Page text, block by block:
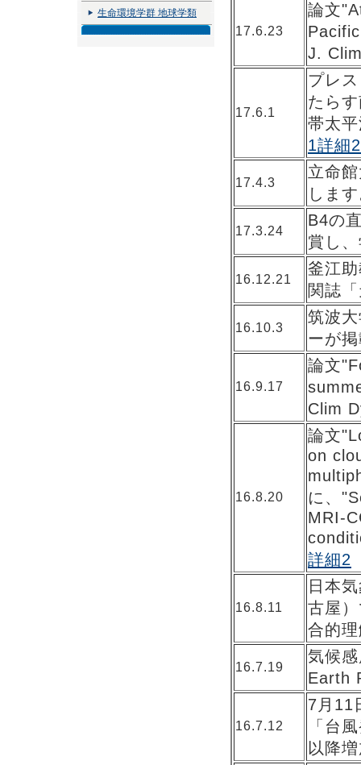
17.6.23
論文
J.
17.6.1
プレ
たら
帯太
1詳細2
17.4.3
立命
しま
17.3.24
B4の
賞し
16.12.21
釜江
関誌
16.10.3
筑波
ーが
16.9.17
論文
Clim
16.8.20
論文
on
に、
MRI-
詳細2
16.8.11
日本
古屋
合的
16.7.19
気候
Earth
16.7.12
7月11
「台
以降
生命環境学群 地球学類